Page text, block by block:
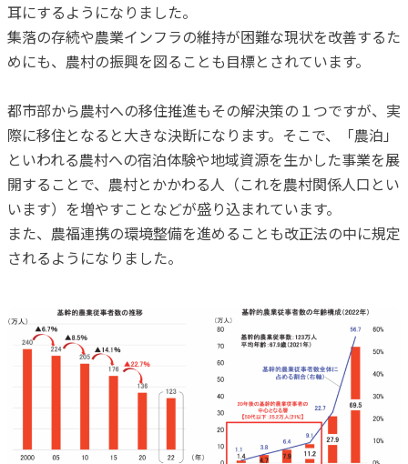
耳にするようになりました。
集落の存続や農業インフラの維持が困難な現状を改善するた
めにも、農村の振興を図ることも目標とされています。
都市部から農村への移住推進もその解決策の１つですが、実
際に移住となると大きな決断になります。そこで、「農泊」
といわれる農村への宿泊体験や地域資源を生かした事業を展
開することで、農村とかかわる人（これを農村関係人口とい
います）を増やすことなどが盛り込まれています。
また、農福連携の環境整備を進めることも改正法の中に規定
されるようになりました。